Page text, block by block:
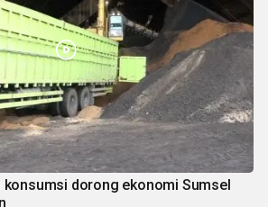
konsumsi dorong ekonomi Sumsel